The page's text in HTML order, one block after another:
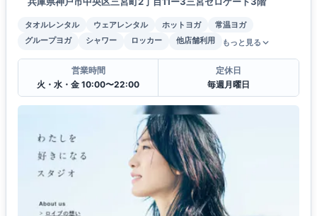
タオルレンタル ウェアレンタル ホットヨガ
常温ヨガ
グループヨガ
シャワー ロッカー 他店舗利用 もっと見る
営業時間
火・水・金 10:00〜22:00
定休日
毎週月曜日